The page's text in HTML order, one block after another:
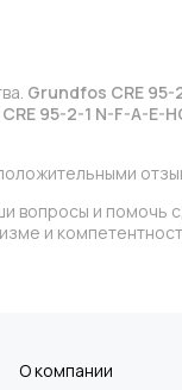
Grundfos CRE 95-
95-2-1 N-F-A-E-
вопросы и помочь
и
О компании